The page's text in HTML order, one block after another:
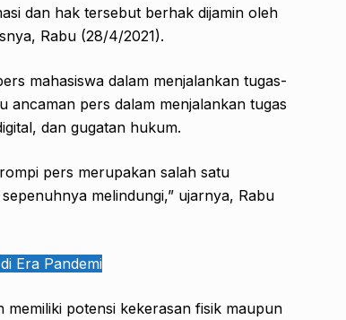
dan hak tersebut berhak dijamin oleh
Rabu (28/4/2021).
mahasiswa dalam menjalankan tugas-
ancaman pers dalam menjalankan tugas
dan gugatan hukum.
pers merupakan salah satu
melindungi,” ujarnya, Rabu
Era Pandemi
memiliki potensi kekerasan fisik maupun